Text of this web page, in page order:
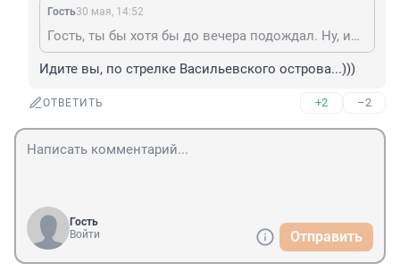
Гость30 мая, 14:52
Гость, ты бы хотя бы до вечера подождал. Ну, или закусывал бы.
Идите вы, по стрелке Васильевского острова...)))
ОТВЕТИТЬ +2 –2
Гость
Войти
Отправить